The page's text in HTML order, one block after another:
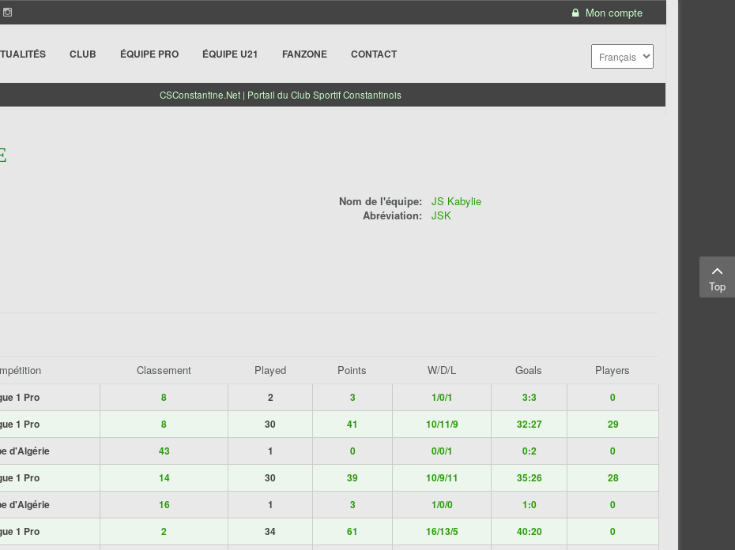
Mon compte
CLUB ÉQUIPE PRO ÉQUIPE U21 FANZONE CONTACT
CSConstantine.Net | Portail du Club Sportif Constantinois
Nom de l'équipe:
JS Kabylie
Abréviation:
JSK
Classement Played Points W/D/L Goals Players
1 Pro 8 2 3 1/0/1 3:3
0
1 Pro 8 30 41 10/11/9 32:27
29
d'Algérie 43 1 0 0/0/1 0:2
0
1 Pro 14 30 39 10/9/11 35:26
28
d'Algérie 16 1 3 1/0/0 1:0
0
1 Pro 2 34 61 16/13/5 40:20
0
Top